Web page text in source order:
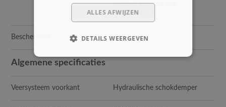
verlaagt kans op het
omkantelen )
Beschermers Roll cage
Algemene specificaties
Veersysteem voorkant Hydraulische schokdemper
ALLES AFWIJZEN
DETAILS WEERGEVEN